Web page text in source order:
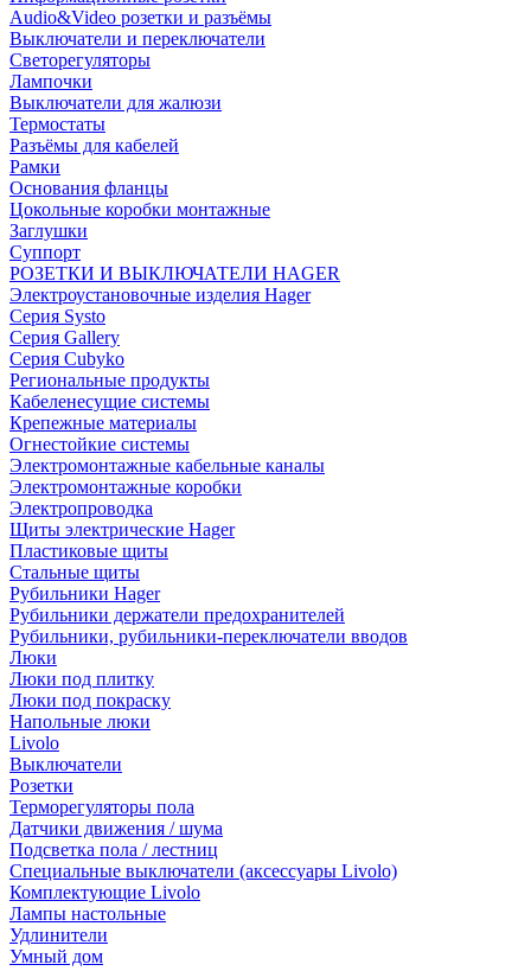
Audio&Video розетки и разъёмы
Выключатели и переключатели
Светорегуляторы
Лампочки
Выключатели для жалюзи
Термостаты
Разъёмы для кабелей
Рамки
Основания фланцы
Цокольные коробки монтажные
Заглушки
Суппорт
РОЗЕТКИ И ВЫКЛЮЧАТЕЛИ HAGER
Электроустановочные изделия Hager
Серия Systo
Серия Gallery
Серия Cubyko
Региональные продукты
Кабеленесущие системы
Крепежные материалы
Огнестойкие системы
Электромонтажные кабельные каналы
Электромонтажные коробки
Электропроводка
Щиты электрические Hager
Пластиковые щиты
Стальные щиты
Рубильники Hager
Рубильники держатели предохранителей
Рубильники, рубильники-переключатели вводов
Люки
Люки под плитку
Люки под покраску
Напольные люки
Livolo
Выключатели
Розетки
Терморегуляторы пола
Датчики движения / шума
Подсветка пола / лестниц
Специальные выключатели (аксессуары Livolo)
Комплектующие Livolo
Лампы настольные
Удлинители
Умный дом